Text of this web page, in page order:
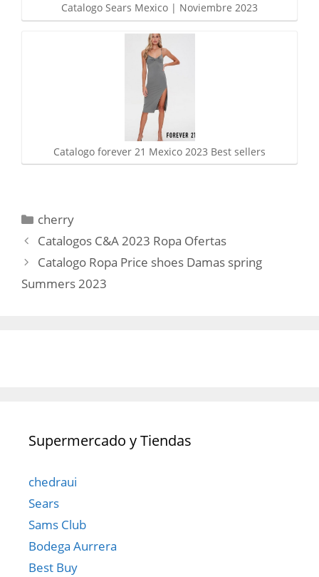
Catalogo Sears Mexico | Noviembre 2023
Catalogo forever 21 Mexico 2023 Best sellers
Categorías
cherry
Catalogos C&A 2023 Ropa Ofertas
Catalogo Ropa Price shoes Damas spring
Summers 2023
Supermercado y Tiendas
chedraui
Sears
Sams Club
Bodega Aurrera
Best Buy